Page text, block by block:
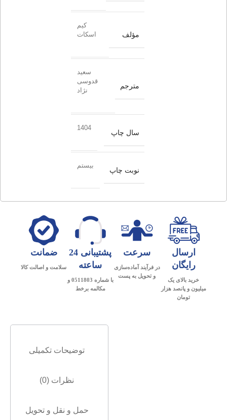
مؤلف
کیم
اسکات
مترجم
سعید
قدوسی
نژاد
سال چاپ
1404
نوبت چاپ
بیستم
ارسال
رایگان
خرید بالای یک
میلیون و پانصد هزار
تومان
سرعت
در فرآیند آماده‌سازی
و تحویل به پست
پشتیبانی 24
ساعته
با شماره 0511803 و
مکالمه برخط
ضمانت
سلامت و اصالت کالا
توضیحات تکمیلی
نظرات (0)
حمل و نقل و تحویل